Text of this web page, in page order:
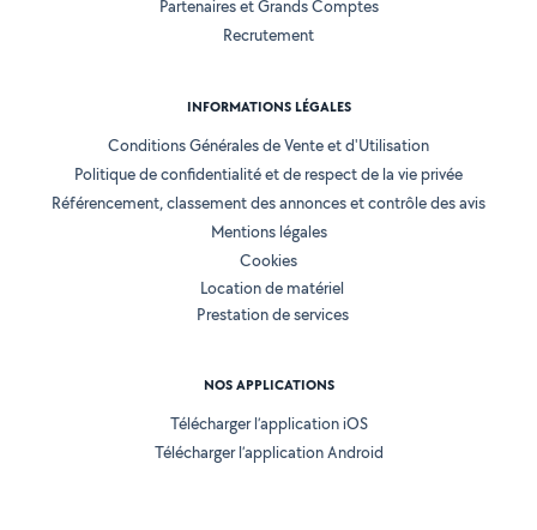
Partenaires et Grands Comptes
Recrutement
INFORMATIONS LÉGALES
Conditions Générales de Vente et d'Utilisation
Politique de confidentialité et de respect de la vie privée
Référencement, classement des annonces et contrôle des avis
Mentions légales
Cookies
Location de matériel
Prestation de services
NOS APPLICATIONS
Télécharger l’application iOS
Télécharger l’application Android